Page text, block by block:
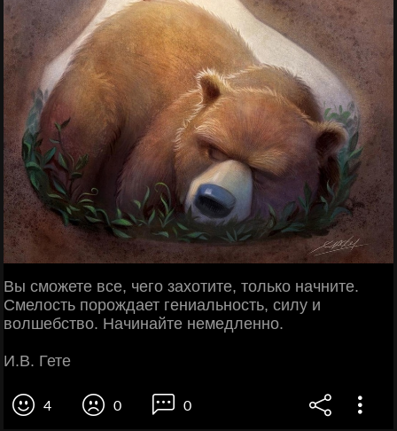
Вы сможете все, чего захотите, только начните.
Смелость порождает гениальность, силу и
волшебство. Начинайте немедленно.
И.В. Гете
4 0 0